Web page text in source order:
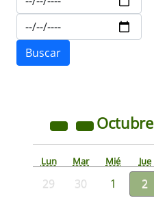
Octubre
Lun Mar Mié Jue
29 30 1 2